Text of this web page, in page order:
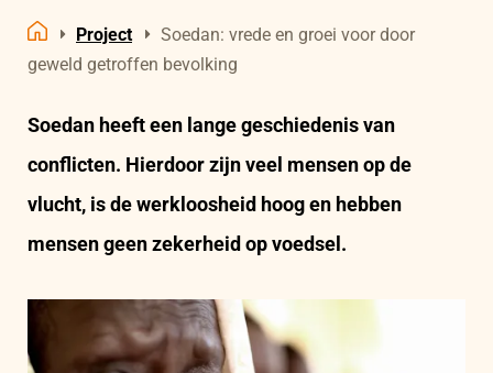
Home
Project
Soedan: vrede en groei voor door
geweld getroffen bevolking
Soedan heeft een lange geschiedenis van
conflicten. Hierdoor zijn veel mensen op de
vlucht, is de werkloosheid hoog en hebben
mensen geen zekerheid op voedsel.